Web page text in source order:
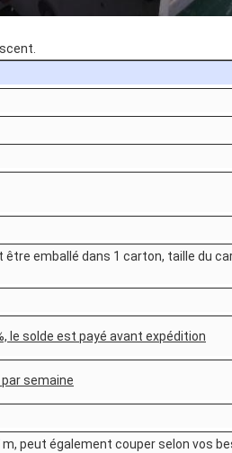
être emballé dans 1 carton, taille du
le solde est payé avant expédition
semaine
m, peut également couper selon vos